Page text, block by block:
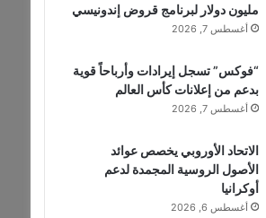
مليون دولار لبرنامج قروض إندونيسي
أغسطس 7, 2026
“فوكس” تسجل إيرادات وأرباحاً قوية
بدعم من إعلانات كأس العالم
أغسطس 7, 2026
الاتحاد الأوروبي يخصص عوائد
الأصول الروسية المجمدة لدعم
أوكرانيا
أغسطس 6, 2026